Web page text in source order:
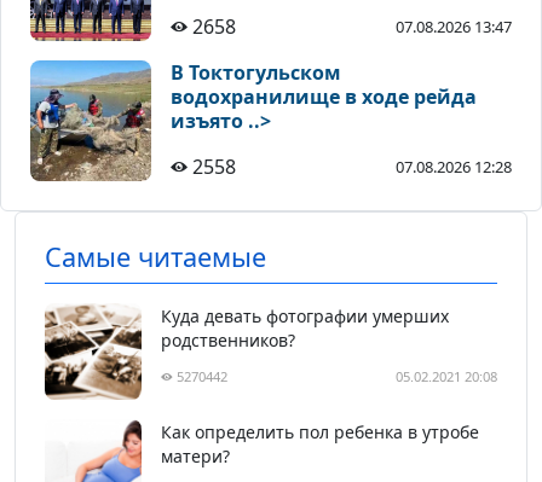
2658 07.08.2026 13:47
В Токтогульском
водохранилище в ходе рейда
изъято ..>
2558
07.08.2026 12:28
Самые читаемые
Куда девать фотографии умерших
родственников?
5270442 05.02.2021 20:08
Как определить пол ребенка в утробе
матери?